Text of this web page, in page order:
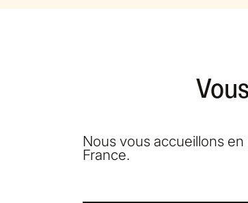
Nous vous accueillons
France.